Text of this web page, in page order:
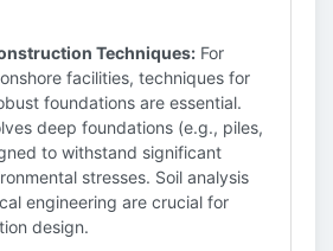
Techniques: For
facilities, techniques for
foundations are essential.
deep foundations (e.g., piles,
to withstand significant
stresses. Soil analysis
engineering are crucial for
design.